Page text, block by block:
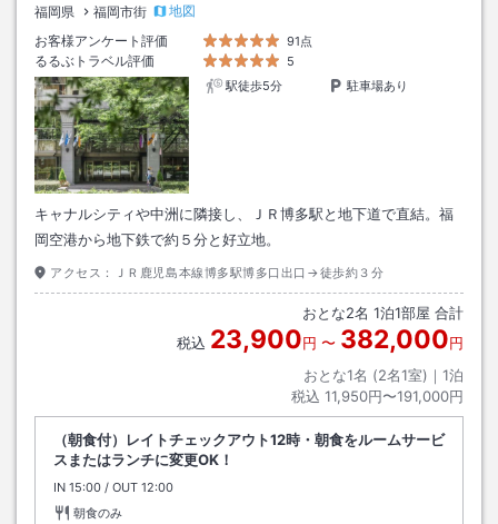
福岡県 福岡市街
地図
お客様アンケート評価
91点
るるぶトラベル評価
5
駅徒歩5分
駐車場あり
キャナルシティや中洲に隣接し、ＪＲ博多駅と地下道で直結。福
岡空港から地下鉄で約５分と好立地。
アクセス： ＪＲ鹿児島本線博多駅博多口出口→徒歩約３分
おとな2名 1泊1部屋 合計
税込 23,900円 〜 382,000円
おとな1名 (2名1室)｜ 1泊
税込 11,950円〜191,000円
（朝食付）レイトチェックアウト12時・朝食をルームサービ
スまたはランチに変更OK！
IN チェックイン
15:00 / OUT チェックアウト
12:00
朝食のみ